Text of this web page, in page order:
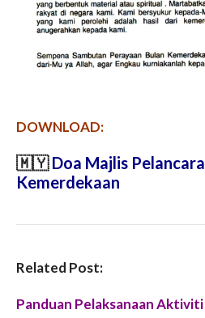
DOWNLOAD:
🇲🇾Doa Majlis
Kemerdekaan
Related Post:
Panduan Pelaksanaan